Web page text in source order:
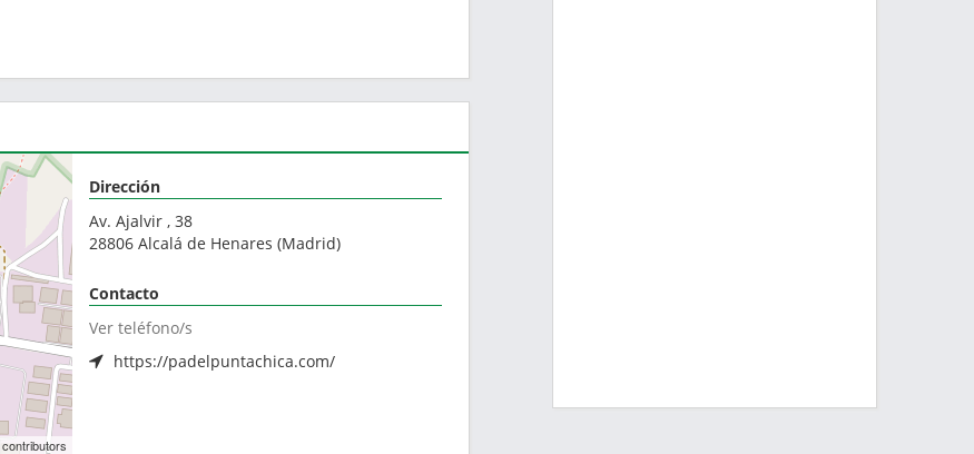
contributors
Dirección
Av. Ajalvir , 38
28806 Alcalá de Henares (Madrid)
Contacto
Ver teléfono/s
https://padelpuntachica.com/